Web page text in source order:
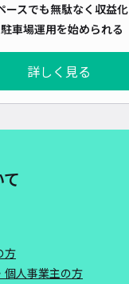
ースでも無駄なく収益化
車場運用を始められる
詳しく見る
方
個人事業主の方